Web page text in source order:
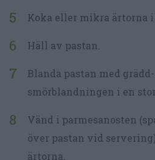
Koka eller mikra ärtorna
Häll av pastan.
Blanda pastan med
smörblandningen i en
Vänd i parmesanosten
över pastan vid
ärtorna.